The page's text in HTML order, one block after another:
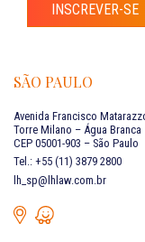
INSCREVER-SE
SÃO PAULO
Avenida Francisco
Torre Milano – Água Branca
CEP 05001-903 – São Paulo
Tel.: +55 (11) 3879 2800
lh_sp@lhlaw.com.br